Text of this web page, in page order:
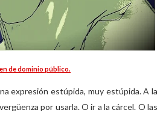
de dominio público.
expresión estúpida, muy estúpida. A la
por usarla. O ir a la cárcel. O las